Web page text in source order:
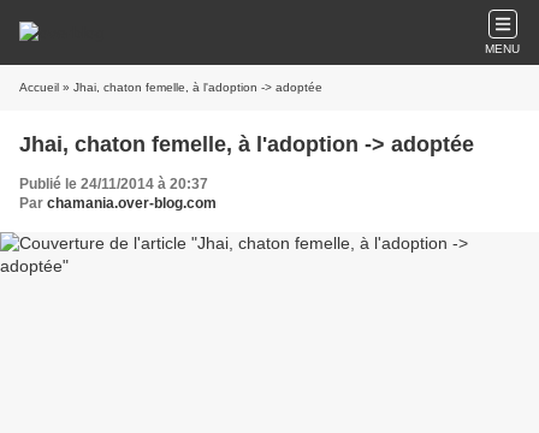
MENU
Accueil » Jhai, chaton femelle, à l'adoption -> adoptée
Jhai, chaton femelle, à l'adoption -> adoptée
Publié le 24/11/2014 à 20:37
Par chamania.over-blog.com